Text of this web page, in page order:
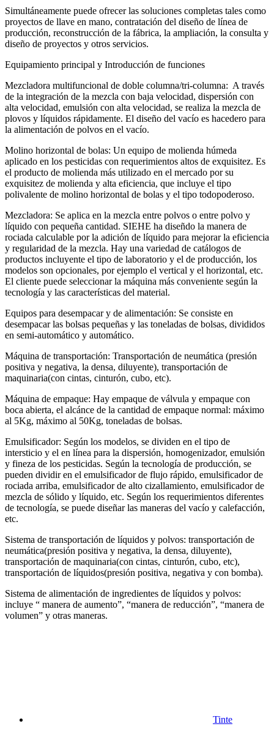
Simultáneamente puede ofrecer las soluciones completas tales como
proyectos de llave en mano, contratación del diseño de línea de
producción, reconstrucción de la fábrica, la ampliación, la consulta y
diseño de proyectos y otros servicios.
Equipamiento principal y Introducción de funciones
Mezcladora multifuncional de doble columna/tri-columna: A través
de la integración de la mezcla con baja velocidad, dispersión con
alta velocidad, emulsión con alta velocidad, se realiza la mezcla de
plovos y líquidos rápidamente. El diseño del vacío es hacedero para
la alimentación de polvos en el vacío.
Molino horizontal de bolas: Un equipo de molienda húmeda
aplicado en los pesticidas con requerimientos altos de exquisitez. Es
el producto de molienda más utilizado en el mercado por su
exquisitez de molienda y alta eficiencia, que incluye el tipo
polivalente de molino horizontal de bolas y el tipo todopoderoso.
Mezcladora: Se aplica en la mezcla entre polvos o entre polvo y
líquido con pequeña cantidad. SIEHE ha diseñdo la manera de
rociada calculable por la adición de líquido para mejorar la eficiencia
y regularidad de la mezcla. Hay una variedad de catálogos de
productos incluyente el tipo de laboratorio y el de producción, los
modelos son opcionales, por ejemplo el vertical y el horizontal, etc.
El cliente puede seleccionar la máquina más conveniente según la
tecnología y las características del material.
Equipos para desempacar y de alimentación: Se consiste en
desempacar las bolsas pequeñas y las toneladas de bolsas, divididos
en semi-automático y automático.
Máquina de transportación: Transportación de neumática (presión
positiva y negativa, la densa, diluyente), transportación de
maquinaria(con cintas, cinturón, cubo, etc).
Máquina de empaque: Hay empaque de válvula y empaque con
boca abierta, el alcánce de la cantidad de empaque normal: máximo
al 5Kg, máximo al 50Kg, toneladas de bolsas.
Emulsificador: Según los modelos, se dividen en el tipo de
intersticio y el en línea para la dispersión, homogenizador, emulsión
y fineza de los pesticidas. Según la tecnología de producción, se
pueden dividir en el emulsificador de flujo rápido, emulsificador de
rociada arriba, emulsificador de alto cizallamiento, emulsificador de
mezcla de sólido y líquido, etc. Según los requerimientos diferentes
de tecnología, se puede diseñar las maneras del vacío y calefacción,
etc.
Sistema de transportación de líquidos y polvos: transportación de
neumática(presión positiva y negativa, la densa, diluyente),
transportación de maquinaria(con cintas, cinturón, cubo, etc),
transportación de líquidos(presión positiva, negativa y con bomba).
Sistema de alimentación de ingredientes de líquidos y polvos:
incluye “ manera de aumento”, “manera de reducción”, “manera de
volumen” y otras maneras.
Tinte